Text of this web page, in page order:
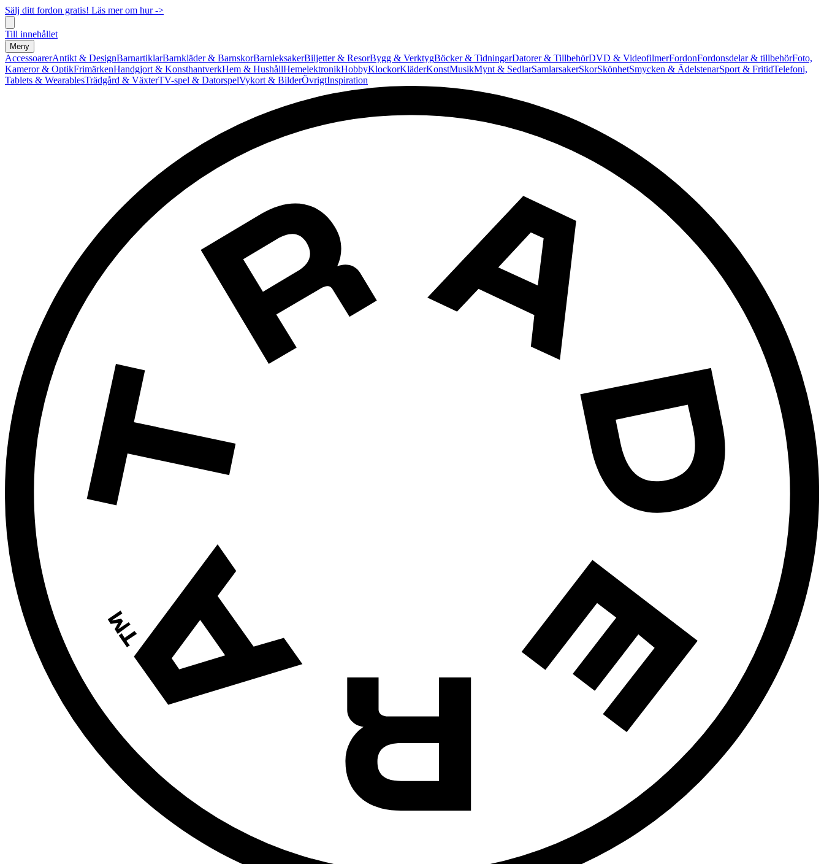
Sälj ditt fordon gratis! Läs mer om hur ->
Till innehållet
Meny
AccessoarerAntikt & DesignBarnartiklarBarnkläder & BarnskorBarnleksakerBiljetter & ResorBygg & VerktygBöcker & TidningarDatorer & TillbehörDVD & VideofilmerFordonFordonsdelar & tillbehörFoto,
Kameror & OptikFrimärkenHandgjort & KonsthantverkHem & HushållHemelektronikHobbyKlockorKläderKonstMusikMynt & SedlarSamlarsakerSkorSkönhetSmycken & ÄdelstenarSport & FritidTelefoni,
Tablets & WearablesTrädgård & VäxterTV-spel & DatorspelVykort & BilderÖvrigtInspiration